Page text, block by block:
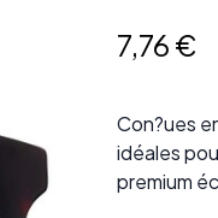
7,76 €
Con?ues
idéales
premium